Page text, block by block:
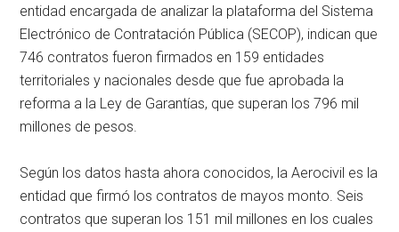
entidad encargada de analizar la plataforma del Sistema
Electrónico de Contratación Pública (SECOP), indican que
746 contratos fueron firmados en 159 entidades
territoriales y nacionales desde que fue aprobada la
reforma a la Ley de Garantías, que superan los 796 mil
millones de pesos.
Según los datos hasta ahora conocidos, la Aerocivil es la
entidad que firmó los contratos de mayos monto. Seis
contratos que superan los 151 mil millones en los cuales